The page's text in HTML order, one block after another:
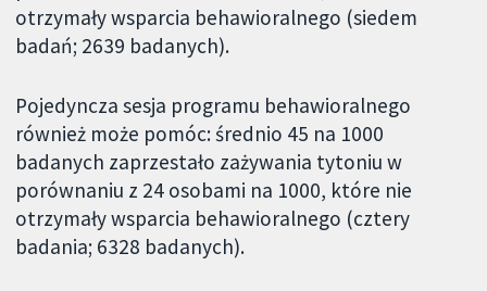
otrzymały wsparcia behawioralnego (siedem
badań; 2639 badanych).
Pojedyncza sesja programu behawioralnego
również może pomóc: średnio 45 na 1000
badanych zaprzestało zażywania tytoniu w
porównaniu z 24 osobami na 1000, które nie
otrzymały wsparcia behawioralnego (cztery
badania; 6328 badanych).